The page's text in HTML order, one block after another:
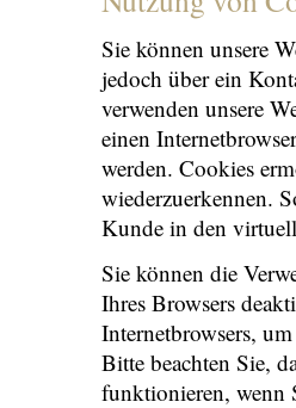
Sie können unsere
jedoch über ein
verwenden unsere
einen
werden. Cookies
wiederzuerkennen.
Kunde in den
Sie können die
Ihres Browsers
Internetbrowsers,
Bitte beachten Sie,
funktionieren, wenn